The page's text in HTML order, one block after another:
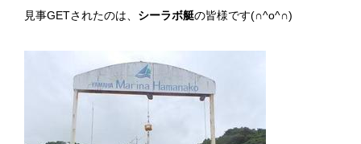
見事GETされたのは、 シーラボ艇の皆様です(∩^o^∩)